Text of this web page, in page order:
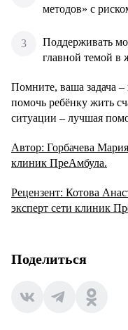
методов» с
Поддерживать
главной темой в
Помните, ваша задача
помочь ребёнку жить
ситуации – лучшая
Автор: Горбачева
клиник ПреАмбула.
Рецензент: Котова
эксперт сети клиник
Поделиться